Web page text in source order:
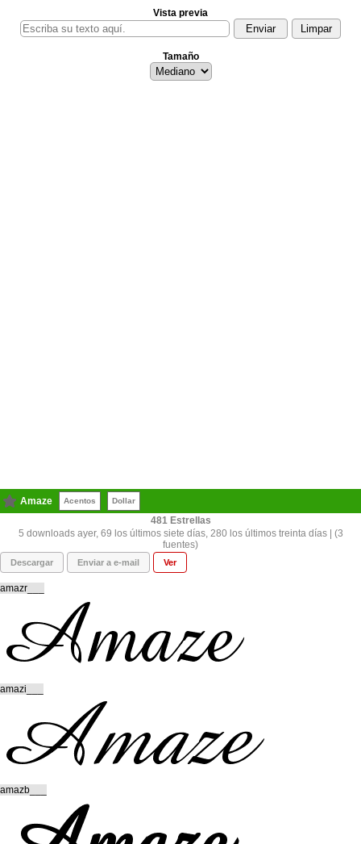
Vista previa
Tamaño
Amaze Acentos Dollar
481
5 downloads ayer, 69 los últimos siete días, 280 los últimos treinta días | (3
fuentes)
Descargar Enviar a e-mail Ver
amazr___
amazi___
amazb___